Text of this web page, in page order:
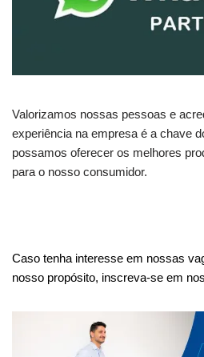
Valorizamos nossas pessoas e
experiência na empresa é a chave
possamos oferecer os melhores
para o nosso consumidor.
Caso tenha interesse em nossas
nosso propósito, inscreva-se em